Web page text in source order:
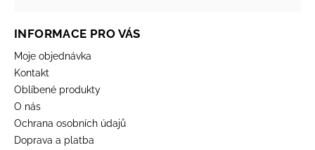
INFORMACE PRO VÁS
Moje objednávka
Kontakt
Oblíbené produkty
O nás
Ochrana osobních údajů
Doprava a platba